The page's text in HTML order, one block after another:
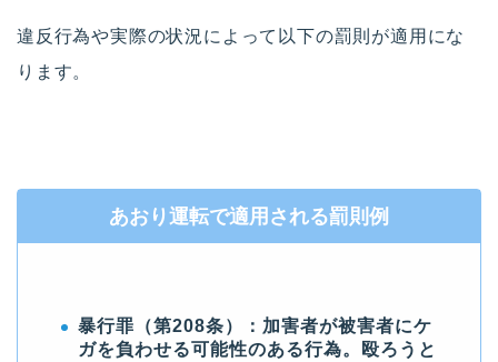
違反行為や実際の状況によって以下の罰則が適用にな
ります。
あおり運転で適用される罰則例
暴行罪（第208条）：加害者が被害者にケ
ガを負わせる可能性のある行為。
殴ろうと